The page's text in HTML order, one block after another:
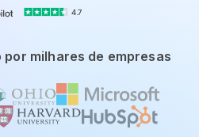
4.7
milhares de empresas